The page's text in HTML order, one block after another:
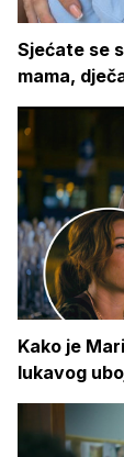
Sjećate se
mama,
Kako je
lukavog